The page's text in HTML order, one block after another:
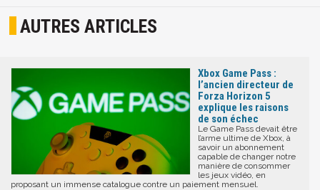
AUTRES ARTICLES
Xbox Game Pass :
l’ancien directeur de
Forza Horizon 5
explique les raisons
de son échec
Le Game Pass devait être
l’arme ultime de Xbox, à
savoir un abonnement
capable de changer notre
manière de consommer
les jeux vidéo, en
proposant un immense catalogue contre un paiement mensuel.